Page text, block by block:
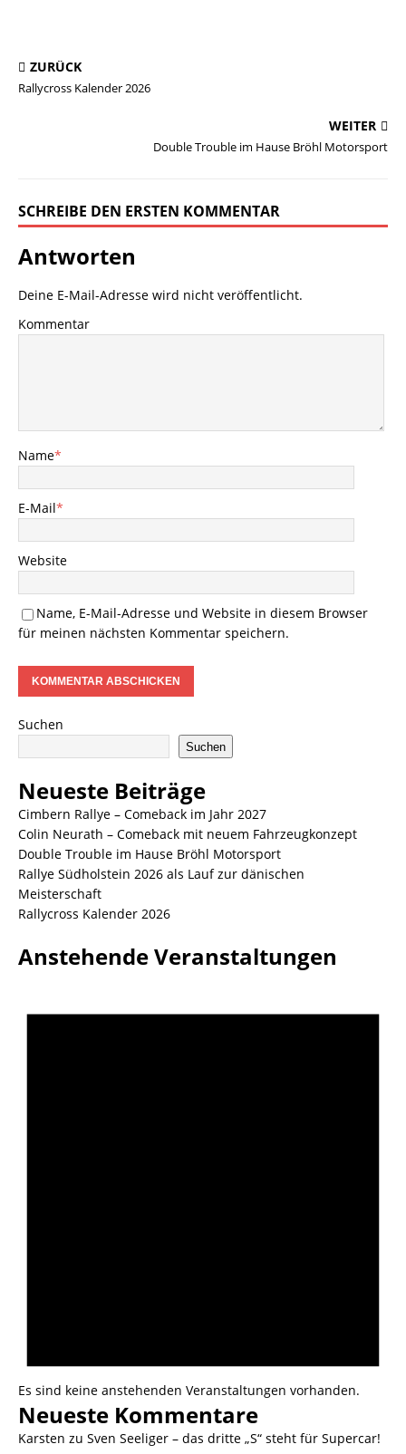
ZURÜCK
Rallycross Kalender 2026
WEITER
Double Trouble im Hause Bröhl Motorsport
SCHREIBE DEN ERSTEN KOMMENTAR
Antworten
Deine E-Mail-Adresse wird nicht veröffentlicht.
Kommentar
Name*
E-Mail*
Website
Name, E-Mail-Adresse und Website in diesem Browser
für meinen nächsten Kommentar speichern.
Suchen
Suchen
Neueste Beiträge
Cimbern Rallye – Comeback im Jahr 2027
Colin Neurath – Comeback mit neuem Fahrzeugkonzept
Double Trouble im Hause Bröhl Motorsport
Rallye Südholstein 2026 als Lauf zur dänischen
Meisterschaft
Rallycross Kalender 2026
Anstehende Veranstaltungen
Es sind keine anstehenden Veranstaltungen vorhanden.
Neueste Kommentare
Karsten zu Sven Seeliger – das dritte „S“ steht für Supercar!